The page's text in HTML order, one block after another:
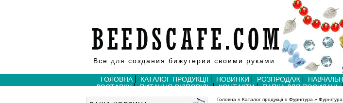
Все для создания бижутерии своими руками
ГОЛОВНА КАТАЛОГ ПРОДУКЦІЇ НОВИНКИ РОЗПРОДАЖ
ДОСТАВКУ
ПИТАННЯ-ВІДПОВІДЬ КОНТАКТИ ПАПКА ДЛЯ ПОСИЛАНЬ
Головна » Каталог продукції » Фурнітура »